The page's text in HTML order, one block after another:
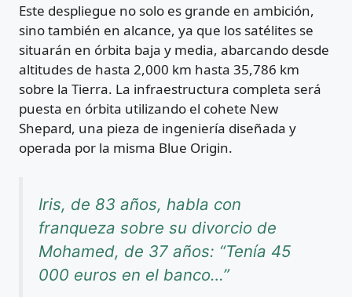
Este despliegue no solo es grande en ambición,
sino también en alcance, ya que los satélites se
situarán en órbita baja y media, abarcando desde
altitudes de hasta 2,000 km hasta 35,786 km
sobre la Tierra. La infraestructura completa será
puesta en órbita utilizando el cohete New
Shepard, una pieza de ingeniería diseñada y
operada por la misma Blue Origin.
Iris, de 83 años, habla con
franqueza sobre su divorcio de
Mohamed, de 37 años: “Tenía 45
000 euros en el banco…”